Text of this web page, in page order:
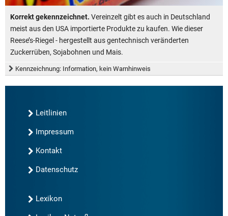
Korrekt gekennzeichnet. Vereinzelt gibt es auch in Deutschland
meist aus den USA importierte Produkte zu kaufen. Wie dieser
Reese’s-Riegel - hergestellt aus gentechnisch veränderten
Zuckerrüben, Sojabohnen und Mais.
Kennzeichnung: Information, kein Warnhinweis
Leitlinien
Impressum
Kontakt
Datenschutz
Lexikon